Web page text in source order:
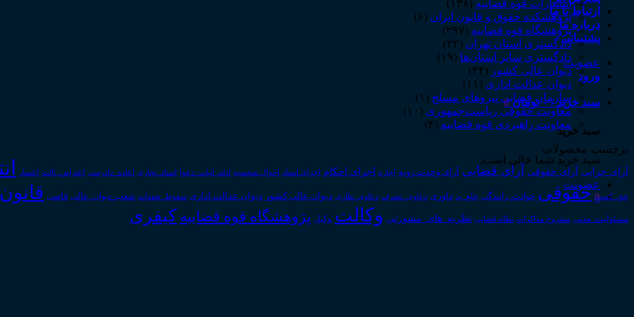
ارتباط با ما
درباره ما
پشتیبانی
عضویت
ورود
سبد خرید /۰ تومان 0
سبد خرید
سبد خرید شما خالی است.
عضویت
0
انتشارات قوه قضاییه (۱۳۸)
پژوهشکده حقوق و قانون ایران (۶)
پژوهشگاه قوه قضاییه (۲۹۷)
دادگستری استان تهران (۲۲)
دادگستری سایر استان‌ها (۱۹)
دیوان عالی کشور (۴۴)
دیوان عدالت اداری (۱۱)
سازمان قضایی نیروهای مسلح (۱)
معاونت حقوقی ریاست‌جمهوری (۱۰)
معاونت راهبردی قوه قضاییه (۴)
برچسب محصولات
آرای جزایی آرای حقوقی آرای قضایی آرای وحدت رویه اجاره اجرای احکام اجرای اسناد احوال شخصیه ادله_اثبات_دعوا اسناد_تجاری اعاده_دادرسی اعتراض_ثالث اعسار
حق_کسب حقوقی حوادث_رانندگی خلع_ید داوری دعاوی_تصرف دعاوی_طاری دیوان عالی کشور دیوان عدالت اداری سقوط_تعهدات شعب_دیوان_عالی قاضی قانون
مسئولیت_مدنی مشروح مذاکرات نظام قضایی نظریه_های_مشورتی وکالت وکیل پژوهشگاه قوه قضاییه کیفری